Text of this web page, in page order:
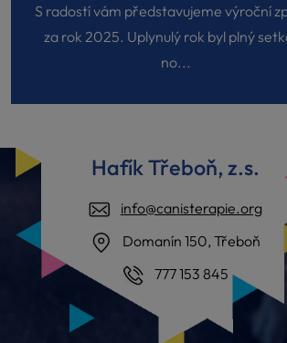
S radostí vám představujeme výroční
za rok 2025. Uplynulý rok byl plný
no...
Hafík Třeboň, z.s.
info@canisterapie.org
Domanín 150, Třeboň
777 153 845